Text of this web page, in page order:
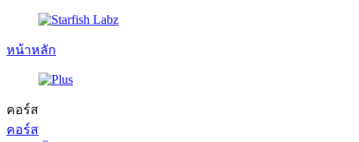
หน้าหลัก
คอร์ส
คอร์ส